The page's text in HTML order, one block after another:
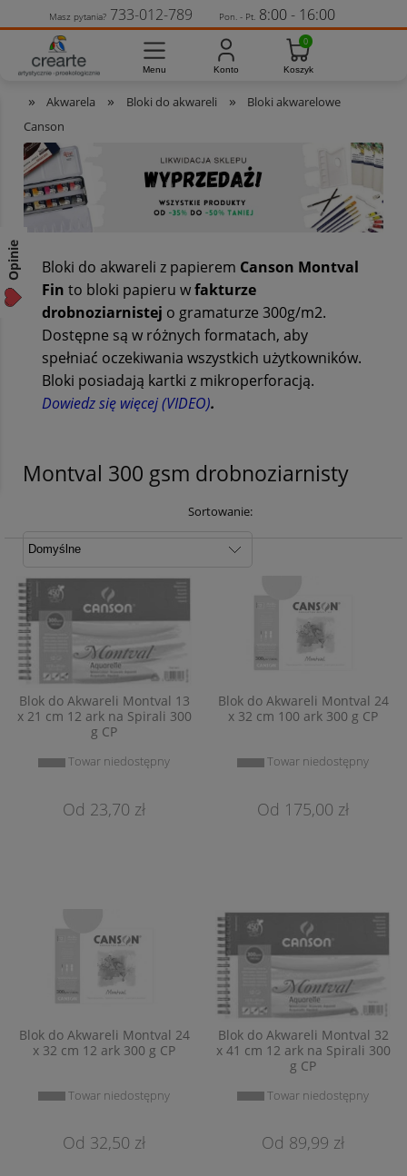
» Akwarela » Bloki do akwareli »
Bloki akwarelowe
Canson
Bloki do akwareli z papierem Canson Montval
Fin to bloki papieru wfakturze
drobnoziarnistej o gramaturze 300g/m2.
Dostępne są w różnych formatach, aby
spełniać oczekiwania wszystkich użytkowników.
Bloki posiadają kartki z mikroperforacją.
Dowiedz się więcej (VIDEO).
Montval 300 gsm drobnoziarnisty
Sortowanie:
Blok do Akwareli Montval 13
x 21 cm 12 ark na Spirali 300
g CP
Towar niedostępny
23,70 zł
Blok do Akwareli Montval 24
x 32 cm 100 ark 300 g CP
Towar niedostępny
175,00 zł
Blok do Akwareli Montval 24
x 32 cm 12 ark 300 g CP
Towar niedostępny
32,50 zł
Blok do Akwareli Montval 32
x 41 cm 12 ark na Spirali 300
g CP
Towar niedostępny
89,99 zł
Masz pytania? 733-012-789 Pon. - Pt. 8:00 - 16:00
Opinie